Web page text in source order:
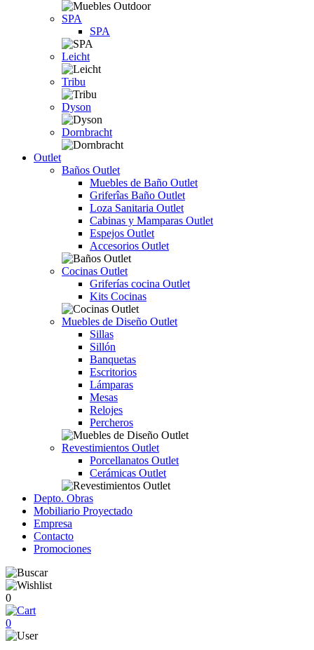
SPA
SPA
Leicht
Tribu
Dyson
Dornbracht
Outlet
Baños Outlet
Muebles de Baño Outlet
Griferîas Baño Outlet
Loza Sanitaria Outlet
Cabinas y Mamparas Outlet
Espejos Outlet
Accesorios Outlet
Cocinas Outlet
Griferías cocina Outlet
Kits Cocinas
Muebles de Diseño Outlet
Sillas
Sillón
Banquetas
Escritorios
Lámparas
Mesas
Relojes
Percheros
Revestimientos Outlet
Porcellanatos Outlet
Cerámicas Outlet
Depto. Obras
Mobiliario Proyectado
Empresa
Contacto
Promociones
0
0